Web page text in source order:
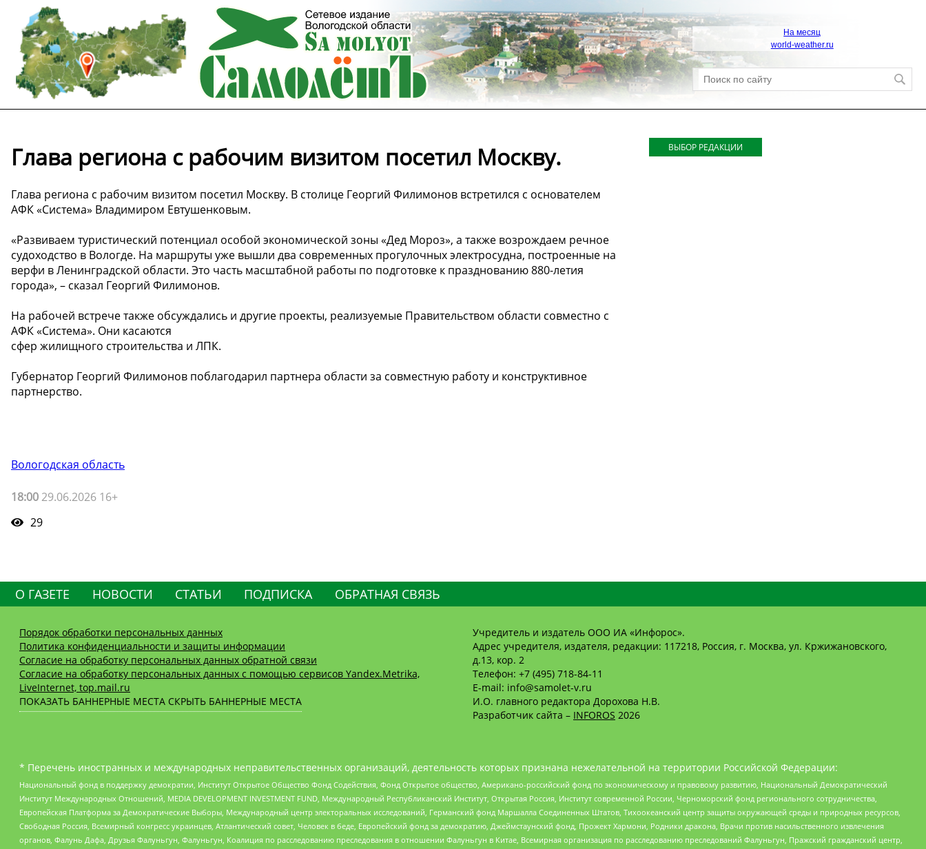
На месяц
world-weather.ru
Глава региона с рабочим визитом посетил Москву.
Глава региона с рабочим визитом посетил Москву. В столице Георгий Филимонов встретился с основателем
АФК «Система» Владимиром Евтушенковым.
«Развиваем туристический потенциал особой экономической зоны «Дед Мороз», а также возрождаем речное
судоходство в Вологде. На маршруты уже вышли два современных прогулочных электросудна, построенные на
верфи в Ленинградской области. Это часть масштабной работы по подготовке к празднованию 880-летия
города», – сказал Георгий Филимонов.
На рабочей встрече также обсуждались и другие проекты, реализуемые Правительством области совместно с
АФК «Система». Они касаются
сфер жилищного строительства и ЛПК.
Губернатор Георгий Филимонов поблагодарил партнера области за совместную работу и конструктивное
партнерство.
Вологодская область
18:00 29.06.2026 16+
29
ВЫБОР РЕДАКЦИИ
О ГАЗЕТЕ НОВОСТИ СТАТЬИ ПОДПИСКА ОБРАТНАЯ СВЯЗЬ
Порядок обработки персональных данных
Политика конфиденциальности и защиты информации
Согласие на обработку персональных данных обратной связи
Согласие на обработку персональных данных с помощью сервисов Yandex.Metrika,
LiveInternet, top.mail.ru
ПОКАЗАТЬ БАННЕРНЫЕ МЕСТА СКРЫТЬ БАННЕРНЫЕ МЕСТА
Учредитель и издатель ООО ИА «Инфорос».
Адрес учредителя, издателя, редакции: 117218, Россия, г. Москва, ул. Кржижановского,
д.13, кор. 2
Телефон: +7 (495) 718-84-11
E-mail: info@samolet-v.ru
И.О. главного редактора Дорохова Н.В.
Разработчик сайта – INFOROS 2026
* Перечень иностранных и международных неправительственных организаций, деятельность которых признана нежелательной на территории Российской Федерации:
Национальный фонд в поддержку демократии, Институт Открытое Общество Фонд Содействия, Фонд Открытое общество, Американо-российский фонд по экономическому и правовому развитию, Национальный Демократический
Институт Международных Отношений, MEDIA DEVELOPMENT INVESTMENT FUND, Международный Республиканский Институт, Открытая Россия, Институт современной России, Черноморский фонд регионального сотрудничества,
Европейская Платформа за Демократические Выборы, Международный центр электоральных исследований, Германский фонд Маршалла Соединенных Штатов, Тихоокеанский центр защиты окружающей среды и природных ресурсов,
Свободная Россия, Всемирный конгресс украинцев, Атлантический совет, Человек в беде, Европейский фонд за демократию, Джеймстаунский фонд, Прожект Хармони, Родники дракона, Врачи против насильственного извлечения
органов, Фалунь Дафа, Друзья Фалуньгун, Фалуньгун, Коалиция по расследованию преследования в отношении Фалуньгун в Китае, Всемирная организация по расследованию преследований Фалуньгун, Пражский гражданский центр,